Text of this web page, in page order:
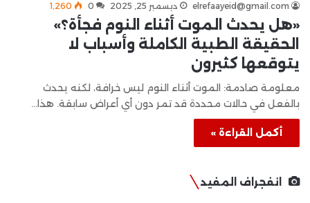
elrefaayeid@gmail.com ديسمبر 25, 2025 0 1٬260
«هل يحدث الموت أثناء النوم فجأة؟»
الحقيقة الطبية الكاملة وأسباب لا
يتوقعها كثيرون
معلومة صادمة: الموت أثناء النوم ليس خرافة، لكنه يحدث
بالفعل في حالات محددة قد تمر دون أي أعراض سابقة. هذا…
أكمل القراءة »
انفجراف المفيد